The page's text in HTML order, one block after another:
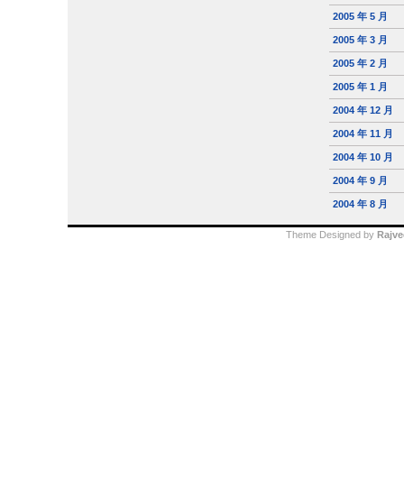
2005 年 5 月
2005 年 3 月
2005 年 2 月
2005 年 1 月
2004 年 12 月
2004 年 11 月
2004 年 10 月
2004 年 9 月
2004 年 8 月
Theme Designed by